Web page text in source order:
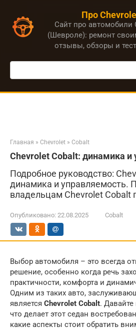
контенту
Про
Сайт про автомобили
(Шевроле): ремонт
отзывы, обзоры и
Поиск:
Главная » Chevrolet » Cobalt
Chevrolet Cobalt: динамика и
Подробное руководство:
динамика и управляемость.
владельцам Chevrolet Cobalt
Опубликовано: 22.08.2025 Cobalt
Выбор автомобиля – это всегда
решение, особенно когда речь
практичности, комфорта и
Одним из таких авто,
является Chevrolet Cobalt.
что делает этот седан
какие аспекты стоит обратить